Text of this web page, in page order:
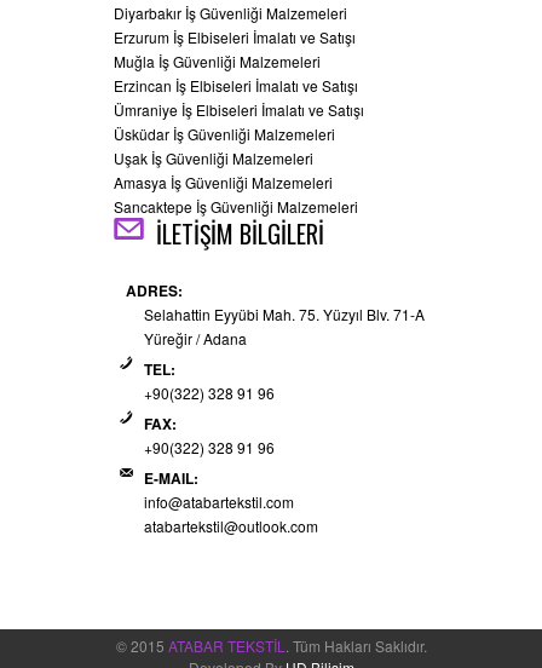
Diyarbakır İş Güvenliği Malzemeleri
Erzurum İş Elbiseleri İmalatı ve Satışı
Muğla İş Güvenliği Malzemeleri
Erzincan İş Elbiseleri İmalatı ve Satışı
Ümraniye İş Elbiseleri İmalatı ve Satışı
Üsküdar İş Güvenliği Malzemeleri
Uşak İş Güvenliği Malzemeleri
Amasya İş Güvenliği Malzemeleri
Sancaktepe İş Güvenliği Malzemeleri
İLETİŞİM BİLGİLERİ
ADRES:
Selahattin Eyyübi Mah. 75. Yüzyıl Blv. 71-A
Yüreğir / Adana
TEL:
+90(322) 328 91 96
FAX:
+90(322) 328 91 96
E-MAIL:
info@atabartekstil.com
atabartekstil@outlook.com
© 2015 ATABAR TEKSTİL
. Tüm Hakları Saklıdır.